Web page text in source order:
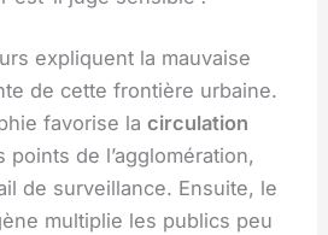
expliquent la mauvaise
de cette frontière urbaine.
favorise lacirculation
points de l’agglomération,
de surveillance. Ensuite, le
multiplie les publics peu